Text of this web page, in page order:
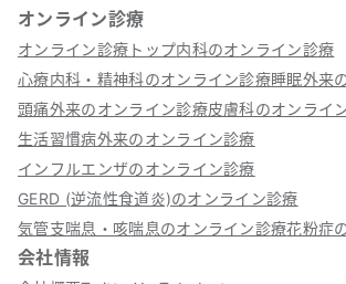
オンライン診療
オンライン診療トップ内科のオンライン診療
心療内科・精神科のオンライン診療睡眠外来
頭痛外来のオンライン診療皮膚科のオンライ
生活習慣病外来のオンライン診療
インフルエンザのオンライン診療
GERD (逆流性食道炎)のオンライン診療
気管支喘息・咳喘息のオンライン診療花粉症
会社情報